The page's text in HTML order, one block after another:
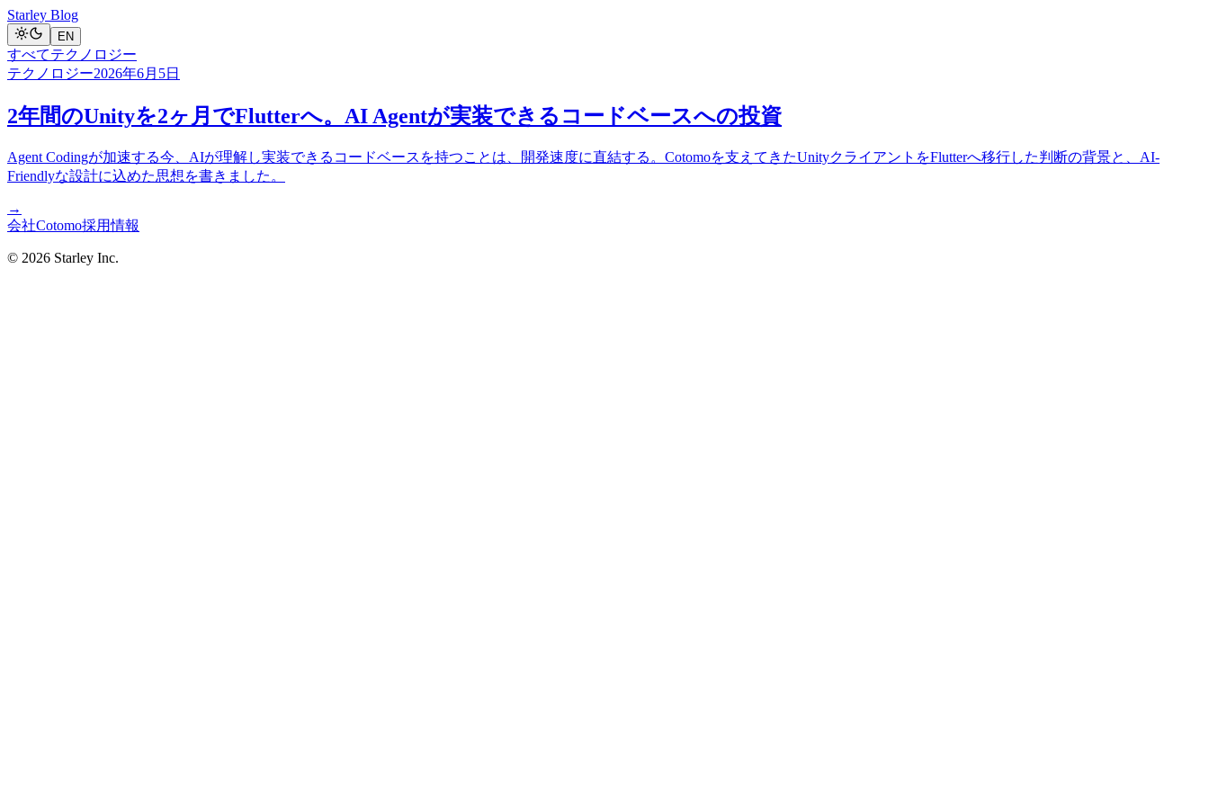
Starley Blog
EN
すべてテクノロジー
テクノロジー2026年6月5日
2年間のUnityを2ヶ月でFlutterへ。AI Agentが実装できるコードベースへの投資
Agent Codingが加速する今、AIが理解し実装できるコードベースを持つことは、開発速度に直結する。Cotomoを支えてきたUnityクライアントをFlutterへ移行した判断の背景と、AI-
Friendlyな設計に込めた思想を書きました。
→
会社Cotomo採用情報
© 2026 Starley Inc.